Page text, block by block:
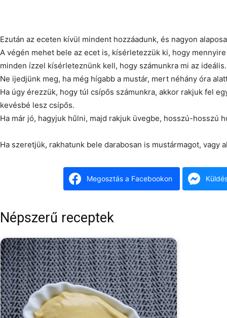
Ezután az eceten kívül mindent hozzáadunk, és nagyon
A végén mehet bele az ecet is, kísérletezzük ki, hogy
minden ízzel kísérleteznünk kell, hogy számunkra mi az ideális.
Ne ijedjünk meg, ha még hígabb a mustár, mert néhány óra
Ha úgy érezzük, hogy túl csípős számunkra, akkor rakjuk fel
kevésbé lesz csípős.
Ha már jó, hagyjuk hűlni, majd rakjuk üvegbe, hosszú-hosszú
Ha szeretjük, rakhatunk bele darabosan is mustármagot, vagy
Megosztás a Facebookon
Népszerű receptek